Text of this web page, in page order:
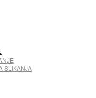
SLIKANJA